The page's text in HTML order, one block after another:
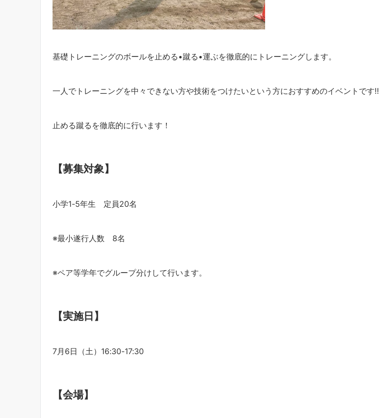
基礎トレーニングのボールを止める•蹴る•運ぶを徹底的にトレーニングします。
一人でトレーニングを中々できない方や技術をつけたいという方におすすめのイベントです‼︎
止める蹴るを徹底的に行います！
【募集対象】
小学1-5年生 定員20名
※最小遂行人数 8名
※ペア等学年でグループ分けして行います。
【実施日】
7月6日（土）16:30-17:30
【会場】